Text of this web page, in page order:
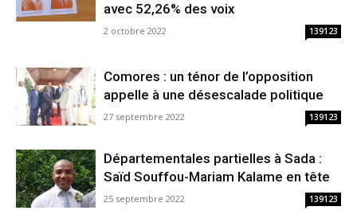
avec 52,26% des voix
2 octobre 2022 139123
Comores : un ténor de l’opposition
appelle à une désescalade politique
27 septembre 2022 139123
Départementales partielles à Sada :
Saïd Souffou-Mariam Kalame en tête
25 septembre 2022 139123